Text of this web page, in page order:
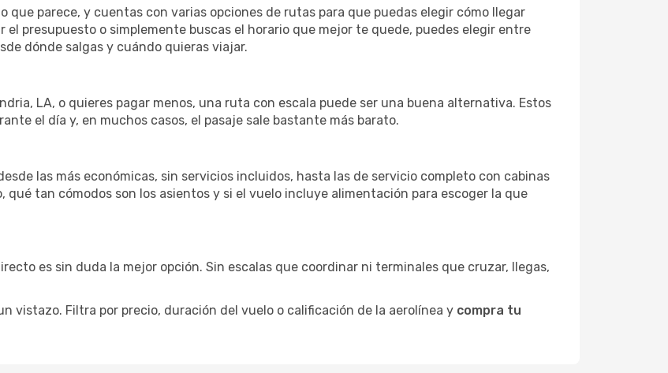
que parece, y cuentas con varias opciones de rutas para que puedas elegir cómo llegar
el presupuesto o simplemente buscas el horario que mejor te quede, puedes elegir entre
dónde salgas y cuándo quieras viajar.
LA, o quieres pagar menos, una ruta con escala puede ser una buena alternativa. Estos
el día y, en muchos casos, el pasaje sale bastante más barato.
las más económicas, sin servicios incluidos, hasta las de servicio completo con cabinas
tan cómodos son los asientos y si el vuelo incluye alimentación para escoger la que
es sin duda la mejor opción. Sin escalas que coordinar ni terminales que cruzar, llegas,
vistazo. Filtra por precio, duración del vuelo o calificación de la aerolínea y compra tu